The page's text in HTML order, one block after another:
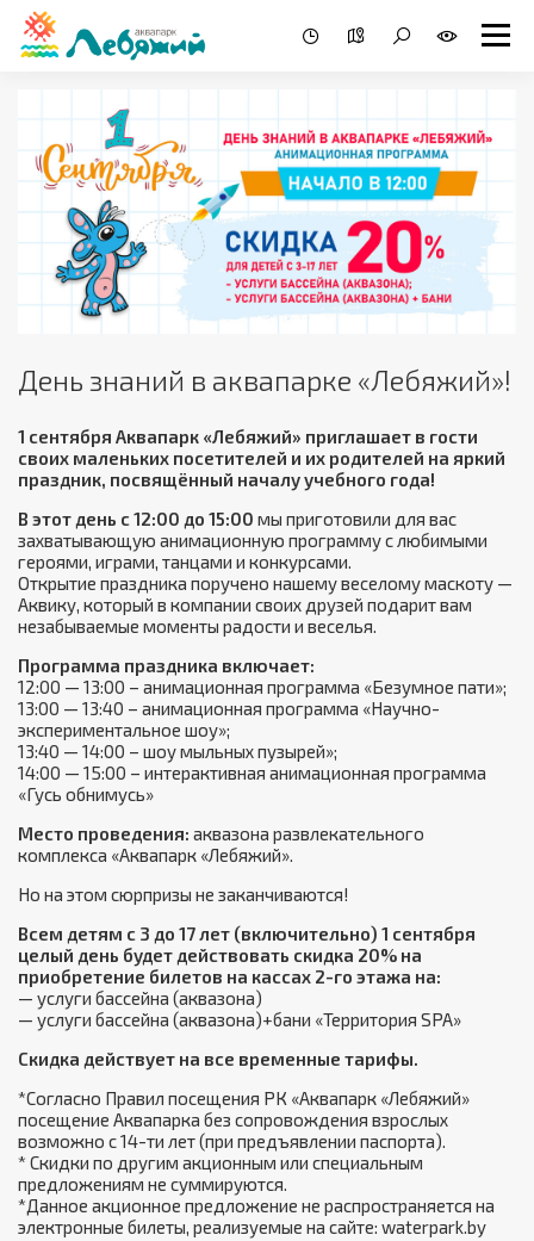
День знаний в аквапарке «Лебяжий»!
1 сентября Аквапарк «Лебяжий» приглашает в гости
своих маленьких посетителей и их родителей на яркий
праздник, посвящённый началу учебного года!
В этот день с 12:00 до 15:00 мы приготовили для вас
захватывающую анимационную программу с любимыми
героями, играми, танцами и конкурсами.
Открытие праздника поручено нашему веселому маскоту —
Аквику, который в компании своих друзей подарит вам
незабываемые моменты радости и веселья.
Программа праздника включает:
12:00 — 13:00 – анимационная программа «Безумное пати»;
13:00 — 13:40 – анимационная программа «Научно-
экспериментальное шоу»;
13:40 — 14:00 – шоу мыльных пузырей»;
14:00 — 15:00 – интерактивная анимационная программа
«Гусь обнимусь»
Место проведения: аквазона развлекательного
комплекса «Аквапарк «Лебяжий».
Но на этом сюрпризы не заканчиваются!
Всем детям с 3 до 17 лет (включительно) 1 сентября
целый день будет действовать скидка 20% на
приобретение билетов на кассах 2-го этажа на:
— услуги бассейна (аквазона)
— услуги бассейна (аквазона)+бани «Территория SPA»
Скидка действует на все временные тарифы.
*Согласно Правил посещения РК «Аквапарк «Лебяжий»
посещение Аквапарка без сопровождения взрослых
возможно с 14-ти лет (при предъявлении паспорта).
* Скидки по другим акционным или специальным
предложениям не суммируются.
*Данное акционное предложение не распространяется на
электронные билеты, реализуемые на сайте: waterpark.by